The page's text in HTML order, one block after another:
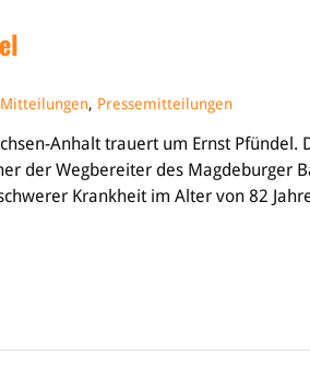
, Pressemitteilungen
Anhalt trauert um Ernst Pfündel.
der Wegbereiter des Magdeburger
Krankheit im Alter von 82